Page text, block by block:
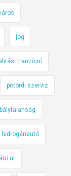
jog
tranzíció
pötördi szerviz
hidrogénautó
út